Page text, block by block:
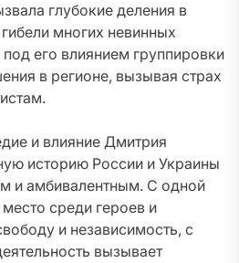
глубокие деления в
многих невинных
его влиянием группировки
в регионе, вызывая страх
и влияние Дмитрия
историю России и Украины
и амбивалентным. С одной
среди героев и
и независимость, с
вызывает